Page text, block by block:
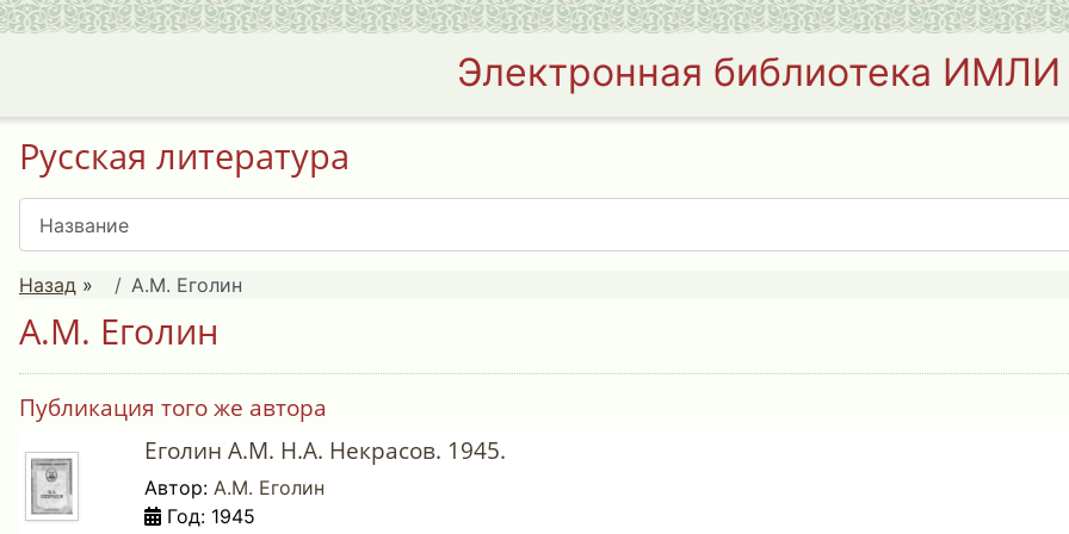
Электронная библиотека
Русская литература
Назад » А.М. Еголин
А.М. Еголин
Публикация того же автора
Еголин А.М. Н.А. Некрасов. 1945.
Автор: А.М. Еголин
Год: 1945